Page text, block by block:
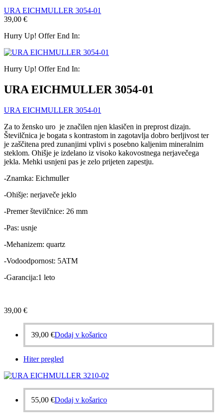
URA EICHMULLER 3054-01
39,00 €
Hurry Up! Offer End In:
Hurry Up! Offer End In:
URA EICHMULLER 3054-01
URA EICHMULLER 3054-01
Za to žensko uro je značilen njen klasičen in preprost dizajn.
Številčnica je bogata s kontrastom in zagotavlja dobro berljivost ter
je zaščitena pred zunanjimi vplivi s posebno kaljenim mineralnim
steklom. Ohišje je izdelano iz visoko kakovostnega nerjavečega
jekla. Mehki usnjeni pas je zelo prijeten zapestju.
-Znamka: Eichmuller
-Ohišje: nerjaveče jeklo
-Premer številčnice: 26 mm
-Pas: usnje
-Mehanizem: quartz
-Vodoodpornost: 5ATM
-Garancija:1 leto
39,00 €
39,00 €Dodaj v košarico
Hiter pregled
55,00 €Dodaj v košarico